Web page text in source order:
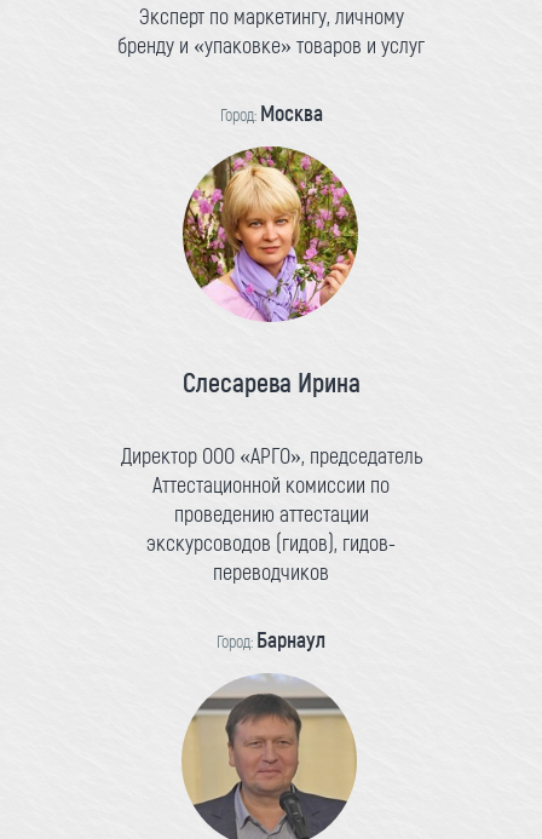
Эксперт по маркетингу, личному
бренду и «упаковке» товаров и услуг
Город: Москва
Слесарева Ирина
Директор ООО «АРГО», председатель
Аттестационной комиссии по
проведению аттестации
экскурсоводов (гидов), гидов-
переводчиков
Город: Барнаул